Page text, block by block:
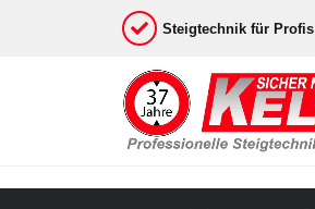
Steigtechnik für Profis